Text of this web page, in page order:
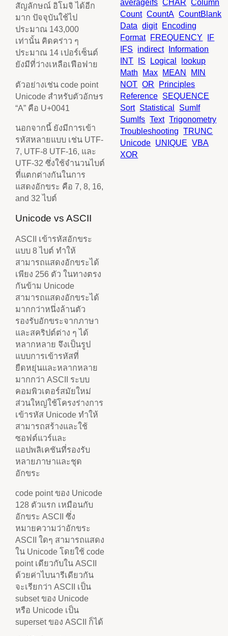
สัญลักษณ์ อิโมจิ ได้อีก
มาก ปัจจุบันใช้ไป
ประมาณ 143,000
เท่านั้น คิดคร่าว ๆ
ประมาณ 14 เปอร์เซ็นต์
ยังมีที่ว่างเหลือเฟือฟาย
ตัวอย่างเช่น code point
Unicode สำหรับตัวอักษร
“A” คือ U+0041
นอกจากนี้ ยังมีการเข้า
รหัสหลายแบบ เช่น UTF-
7, UTF-8 UTF-16, และ
UTF-32 ซึ่งใช้จำนวนไบต์
ที่แตกต่างกันในการ
แสดงอักขระ คือ 7, 8, 16,
and 32 ไบต์
Unicode vs ASCII
ASCII เข้ารหัสอักขระ
แบบ 8 ไบต์ ทำให้
สามารถแสดงอักขระได้
เพียง 256 ตัว ในทางตรง
กันข้าม Unicode
สามารถแสดงอักขระได้
มากกว่าหนึ่งล้านตัว
รองรับอักขระจากภาษา
และสคริปต์ต่าง ๆ ได้
หลากหลาย จึงเป็นรูป
แบบการเข้ารหัสที่
ยืดหยุ่นและหลากหลาย
มากกว่า ASCII ระบบ
คอมพิวเตอร์สมัยใหม่
ส่วนใหญ่ใช้โครงร่างการ
เข้ารหัส Unicode ทำให้
สามารถสร้างและใช้
ซอฟต์แวร์และ
แอปพลิเคชันที่รองรับ
หลายภาษาและชุด
อักขระ
code point ของ Unicode
128 ตัวแรก เหมือนกับ
อักขระ ASCII ซึ่ง
หมายความว่าอักขระ
ASCII ใดๆ สามารถแสดง
ใน Unicode โดยใช้ code
point เดียวกับใน ASCII
ด้วยค่าไบนารีเดียวกัน
จะเรียกว่า ASCII เป็น
subset ของ Unicode
หรือ Unicode เป็น
superset ของ ASCII ก็ได้
averageifs CHAR Column
Count CountA CountBlank
Data digit Encoding
Format FREQUENCY
IF
IFS
indirect Information
INT IS Logical
lookup
Math
Max MEAN
MIN
NOT OR
Principles
Reference SEQUENCE
Sort Statistical
SumIf
SumIfs Text Trigonometry
Troubleshooting TRUNC
Unicode UNIQUE VBA
XOR